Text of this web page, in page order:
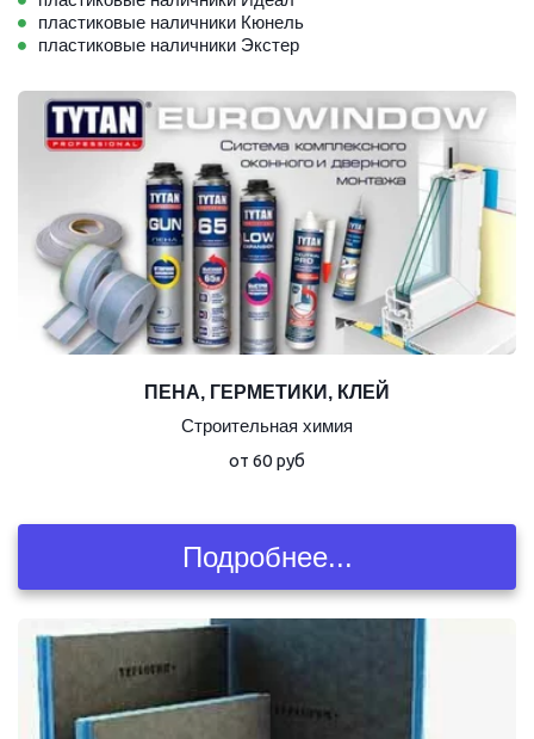
пластиковые наличники Кюнель
пластиковые наличники Экстер
ПЕНА, ГЕРМЕТИКИ, КЛЕЙ
Строительная химия
от 60 руб
Подробнее...